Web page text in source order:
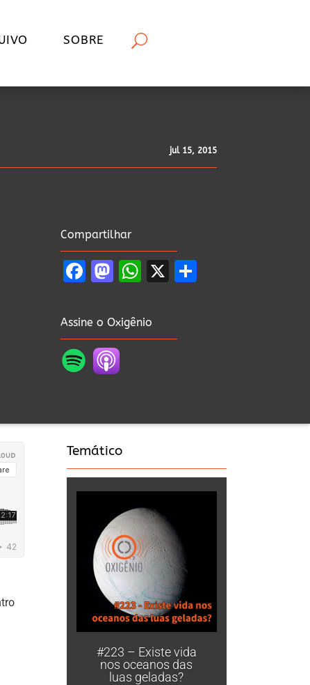
SOBRE
jul 15, 2015
Compartilhar
Facebook
Mastodon
WhatsApp
X
Assine o Oxigênio
Temático
#223 – Existe vida
nos oceanos das
luas geladas?